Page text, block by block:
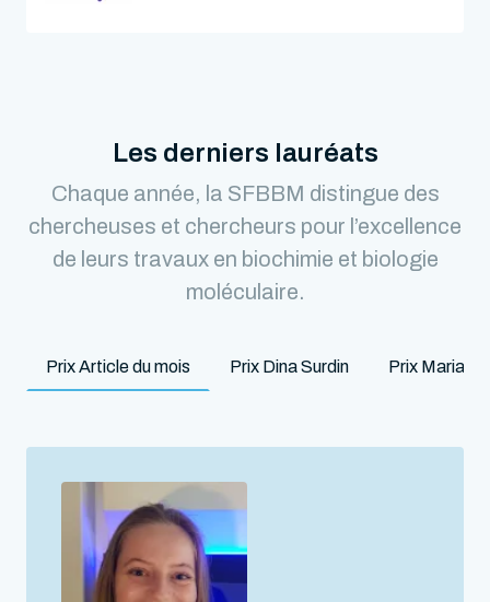
Les derniers lauréats
Chaque année, la SFBBM distingue des
chercheuses et chercheurs pour l’excellence
de leurs travaux en biochimie et biologie
moléculaire.
Prix Article du mois Prix Dina Surdin Prix